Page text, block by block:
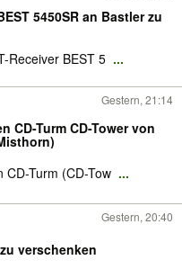
5450SR an Bastler zu
Receiver BEST 5 ...
Gestern, 21:14
CD-Turm CD-Tower von
CD-Turm (CD-Tow ...
Gestern, 20:40
verschenken